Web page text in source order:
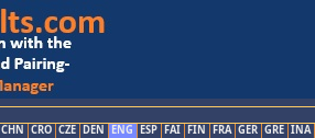
CHN CRO CZE DEN ENG ESP FAI FIN FRA GER GRE INA